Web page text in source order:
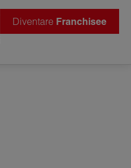
Diventare Franchisee